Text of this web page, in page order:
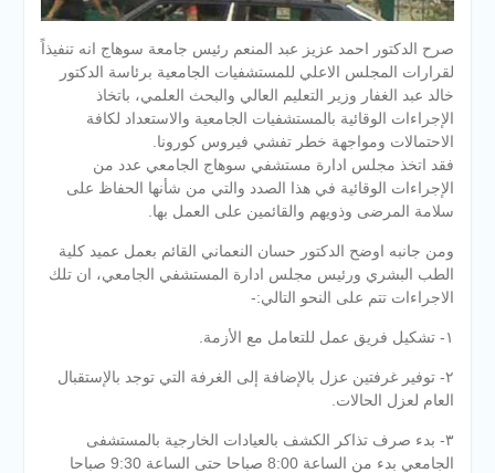
صرح الدكتور احمد عزيز عبد المنعم رئيس جامعة سوهاج انه تنفيذاً
لقرارات المجلس الاعلي للمستشفيات الجامعية برئاسة الدكتور
خالد عبد الغفار وزير التعليم العالي والبحث العلمي، باتخاذ
الإجراءات الوقائية بالمستشفيات الجامعية والاستعداد لكافة
الاحتمالات ومواجهة خطر تفشي فيروس كورونا.
فقد اتخذ مجلس ادارة مستشفي سوهاج الجامعي عدد من
الإجراءات الوقائية في هذا الصدد والتي من شأنها ‏الحفاظ على
سلامة المرضى وذويهم والقائمين على العمل بها.
ومن جانبه اوضح الدكتور حسان النعماني القائم بعمل عميد كلية
الطب البشري ورئيس مجلس ادارة المستشفي الجامعي، ان تلك
الاجراءات تتم على النحو التالي:-
١- تشكيل فريق عمل للتعامل مع الأزمة.
٢- ‏توفير غرفتين عزل بالإضافة إلى الغرفة التي توجد بالإستقبال
العام لعزل الحالات.
٣- ‏بدء صرف تذاكر الكشف بالعيادات الخارجية بالمستشفى
الجامعي بدء من الساعة 8:00 صباحا حتى الساعة 9:30 صباحا